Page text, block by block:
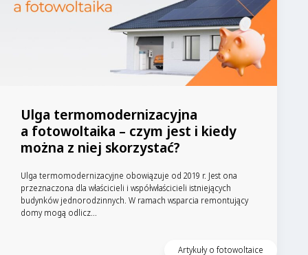
Ulga termomodernizacyjna
a fotowoltaika – czym jest i kiedy
można z niej skorzystać?
Ulga termomodernizacyjne obowiązuje od 2019 r. Jest ona
przeznaczona dla właścicieli i współwłaścicieli istniejących
budynków jednorodzinnych. W ramach wsparcia remontujący
domy mogą odlicz...
Artykuły o fotowoltaice